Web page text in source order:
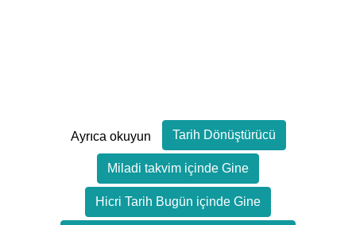
Ayrıca okuyun Tarih Dönüştürücü
Miladi takvim içinde Gine
Hicri Tarih Bugün içinde Gine